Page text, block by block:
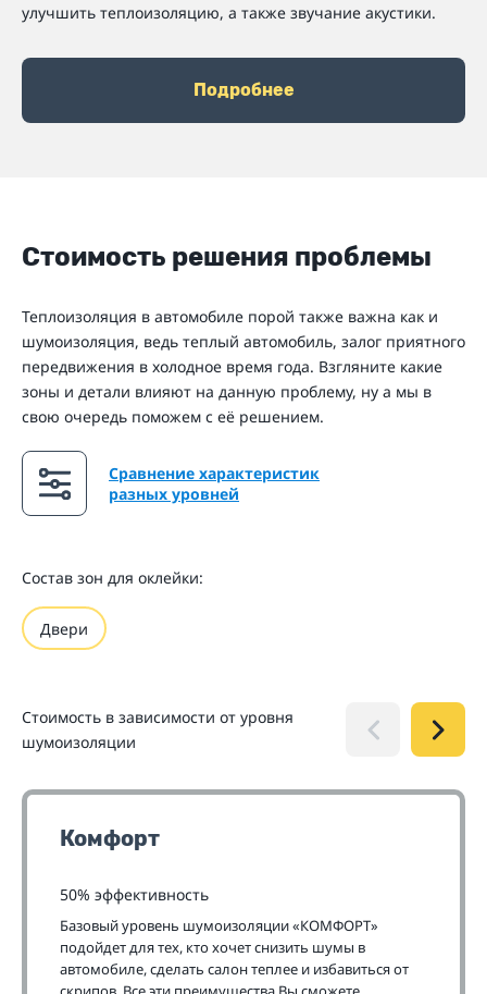
улучшить теплоизоляцию, а также звучание акустики.
Подробнее
Стоимость решения проблемы
Теплоизоляция в автомобиле порой также важна как и
шумоизоляция, ведь теплый автомобиль, залог приятного
передвижения в холодное время года. Взгляните какие
зоны и детали влияют на данную проблему, ну а мы в
свою очередь поможем с её решением.
Сравнение характеристик
разных уровней
Состав зон для оклейки:
Двери
Стоимость в зависимости от уровня
шумоизоляции
Комфорт
50% эффективность
Базовый уровень шумоизоляции «КОМФОРТ»
подойдет для тех, кто хочет снизить шумы в
автомобиле, сделать салон теплее и избавиться от